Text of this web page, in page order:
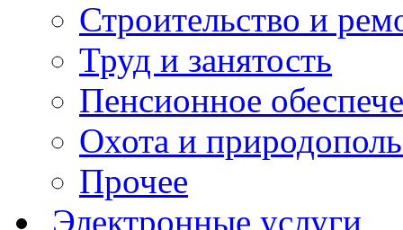
Строительство и
Труд и занятость
Пенсионное
Охота и
Прочее
Электронные услуги